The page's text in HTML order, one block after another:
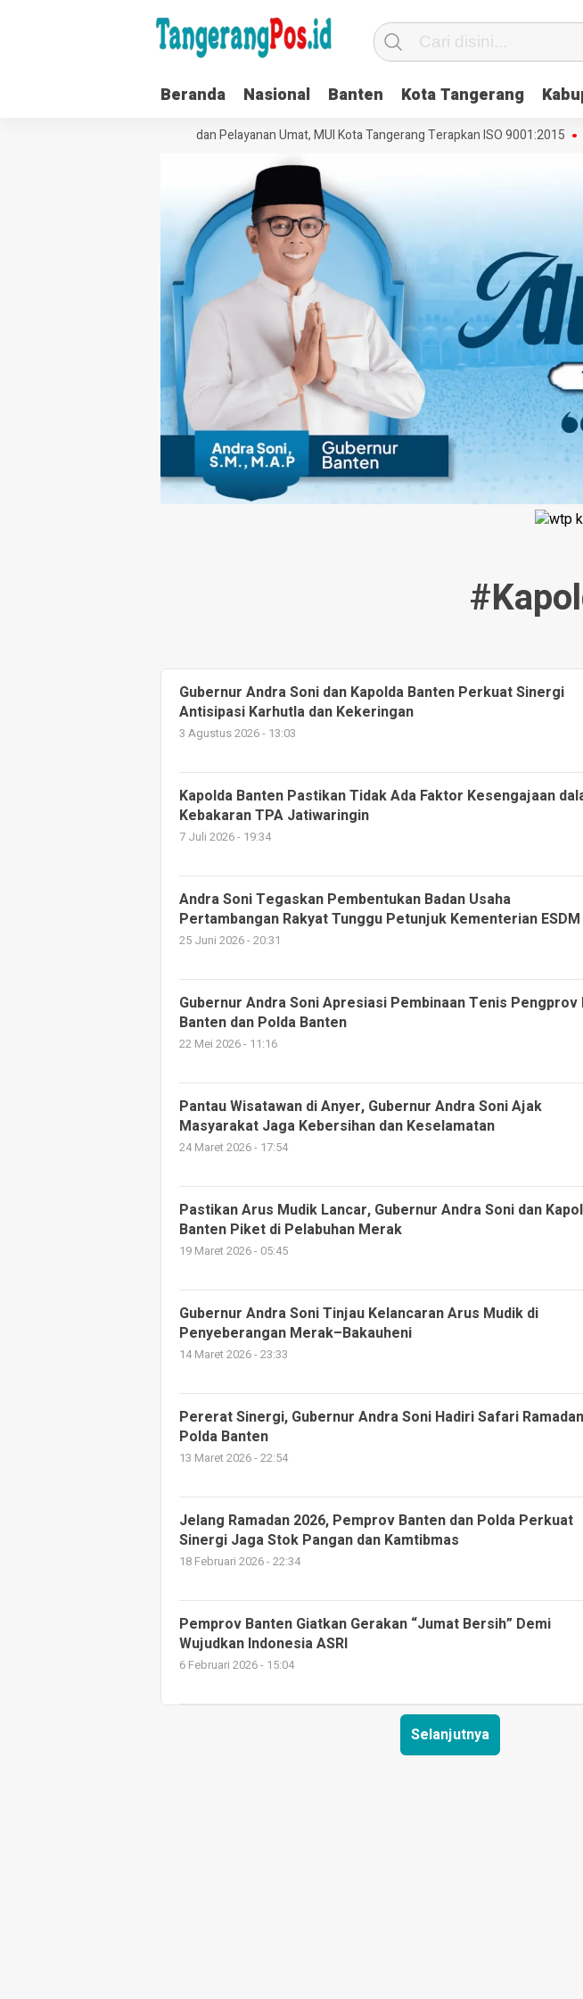
Beranda Nasional Banten Kota Tangerang
Tata Kelola Organisasi dan Pelayanan Umat, MUI Kota Tangerang Terapkan ISO 9001:2015
Gubernur Andra Soni dan Kapolda Banten Perkuat Sinergi
Antisipasi Karhutla dan Kekeringan
3 Agustus 2026 - 13:03
Kapolda Banten Pastikan Tidak Ada Faktor Kesengajaan
Kebakaran TPA Jatiwaringin
7 Juli 2026 - 19:34
Andra Soni Tegaskan Pembentukan Badan Usaha
Pertambangan Rakyat Tunggu Petunjuk Kementerian ESDM
25 Juni 2026 - 20:31
Gubernur Andra Soni Apresiasi Pembinaan Tenis
Banten dan Polda Banten
22 Mei 2026 - 11:16
Pantau Wisatawan di Anyer, Gubernur Andra Soni Ajak
Masyarakat Jaga Kebersihan dan Keselamatan
24 Maret 2026 - 17:54
Pastikan Arus Mudik Lancar, Gubernur Andra Soni dan
Banten Piket di Pelabuhan Merak
19 Maret 2026 - 05:45
Gubernur Andra Soni Tinjau Kelancaran Arus Mudik di
Penyeberangan Merak–Bakauheni
14 Maret 2026 - 23:33
Pererat Sinergi, Gubernur Andra Soni Hadiri Safari
Polda Banten
13 Maret 2026 - 22:54
Jelang Ramadan 2026, Pemprov Banten dan Polda Perkuat
Sinergi Jaga Stok Pangan dan Kamtibmas
18 Februari 2026 - 22:34
Pemprov Banten Giatkan Gerakan “Jumat Bersih” Demi
Wujudkan Indonesia ASRI
6 Februari 2026 - 15:04
Selanjutnya